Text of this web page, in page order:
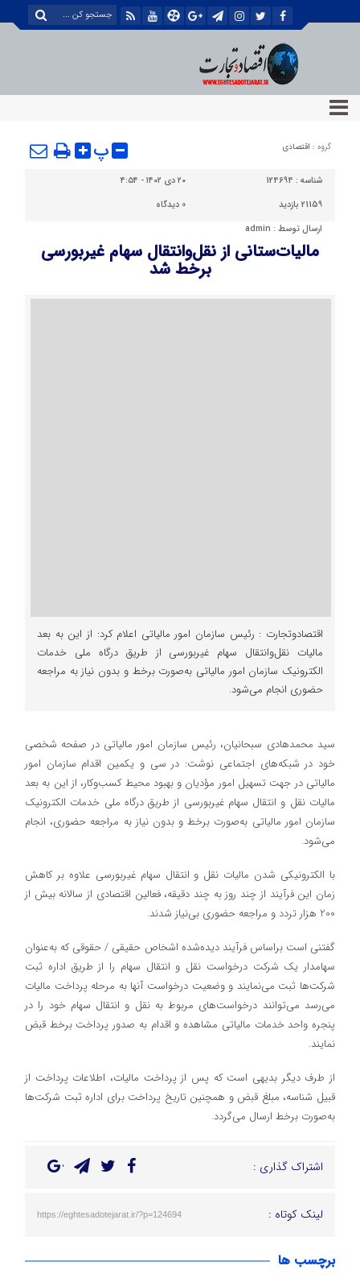
گروه : اقتصادی پ
شناسه : 124694
۲۰ دی ۱۴۰۲ - ۴:۵۴
21159 بازدید
0 دیدگاه
ارسال توسط : admin
مالیات‌ستانی از نقل‌وانتقال سهام غیربورسی
برخط شد
اقتصادوتجارت : رئیس سازمان امور مالیاتی اعلام کرد: از این به بعد
مالیات نقل‌وانتقال سهام غیربورسی از طریق درگاه ملی خدمات
الکترونیک سازمان امور مالیاتی به‌صورت برخط و بدون نیاز به مراجعه
حضوری انجام می‌شود.
سید محمدهادی سبحانیان، رئیس سازمان امور مالیاتی در صفحه شخصی
خود در شبکه‌های اجتماعی نوشت: در سی و یکمین اقدام سازمان امور
مالیاتی در جهت تسهیل امور مؤدیان و بهبود محیط کسب‌وکار، از این به بعد
مالیات نقل و انتقال سهام غیربورسی از طریق درگاه ملی خدمات الکترونیک
سازمان امور مالیاتی به‌صورت برخط و بدون نیاز به مراجعه حضوری، انجام
می‌شود.
با الکترونیکی شدن مالیات نقل و انتقال سهام غیربورسی علاوه بر کاهش
زمان این فرآیند از چند روز به چند دقیقه، فعالین اقتصادی از سالانه بیش از
200 هزار تردد و مراجعه حضوری بی‌نیاز شدند.
گفتنی است براساس فرآیند دیده‌شده اشخاص حقیقی / حقوقی که به‌عنوان
سهامدار یک شرکت درخواست نقل و انتقال سهام را از طریق اداره ثبت
شرکت‌ها ثبت می‌نمایند و وضعیت درخواست آنها به مرحله پرداخت مالیات
می‌رسد می‌توانند درخواست‌های مربوط به نقل و انتقال سهام خود را در
پنجره واحد خدمات مالیاتی مشاهده و اقدام به صدور پرداخت برخط قبض
نمایند.
از طرف دیگر بدیهی است که پس از پرداخت مالیات، اطلاعات پرداخت از
قبیل شناسه، مبلغ قبض و همچنین تاریخ پرداخت برای اداره ثبت شرکت‌ها
به‌صورت برخط ارسال می‌گردد.
اشتراک گذاری :
لینک کوتاه : https://eghtesadotejarat.ir/?p=124694
برچسب ها